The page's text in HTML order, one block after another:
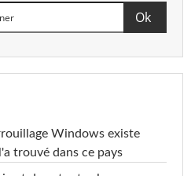
Windows existe
trouvé dans ce pays